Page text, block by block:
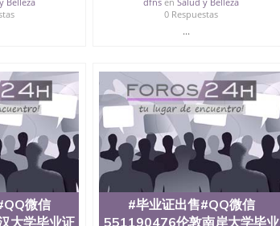
大学学历证书（San Jose State University）圣何
书未毕业找人做文凭学位qq微信551190476澳洲
硕士做文凭/购买澳洲大学毕业证成绩单假文凭
外文凭遗失补办/做留信网认证（可查）*办毕业
of East London
0 Respuestas
...
微信
大学毕业证
#毕业证出售#QQ微信
551190476伦敦南岸大学毕业